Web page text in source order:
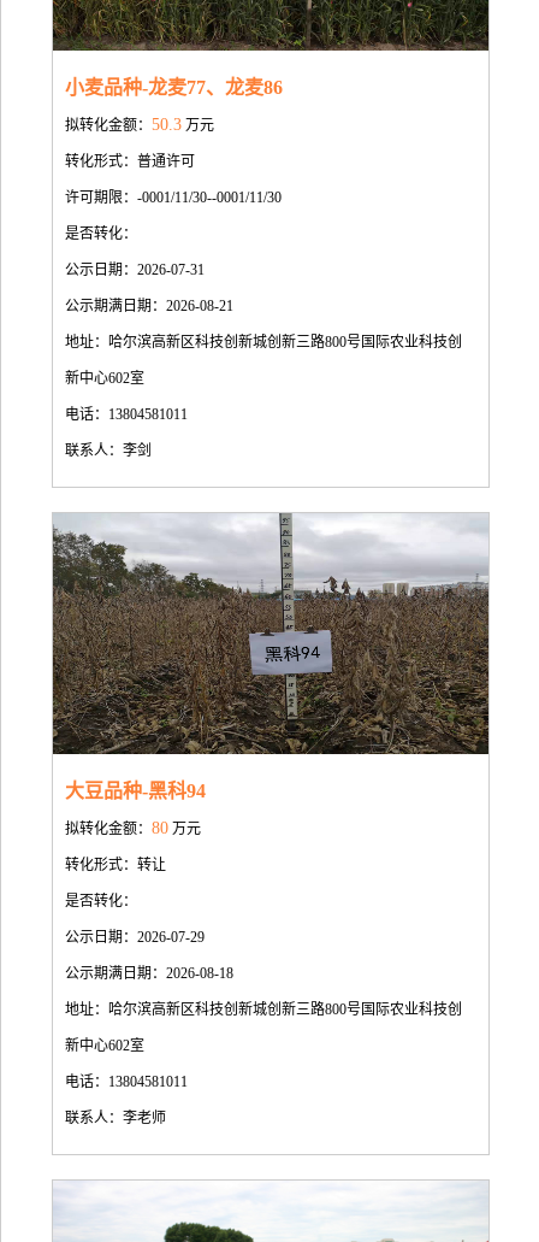
小麦品种-龙麦77、龙麦86
拟转化金额：50.3 万元
转化形式：普通许可
许可期限：-0001/11/30--0001/11/30
是否转化：
公示日期：2026-07-31
公示期满日期：2026-08-21
地址：哈尔滨高新区科技创新城创新三路800号国际农业科技创
新中心602室
电话：13804581011
联系人：李剑
大豆品种-黑科94
拟转化金额：80 万元
转化形式：转让
是否转化：
公示日期：2026-07-29
公示期满日期：2026-08-18
地址：哈尔滨高新区科技创新城创新三路800号国际农业科技创
新中心602室
电话：13804581011
联系人：李老师